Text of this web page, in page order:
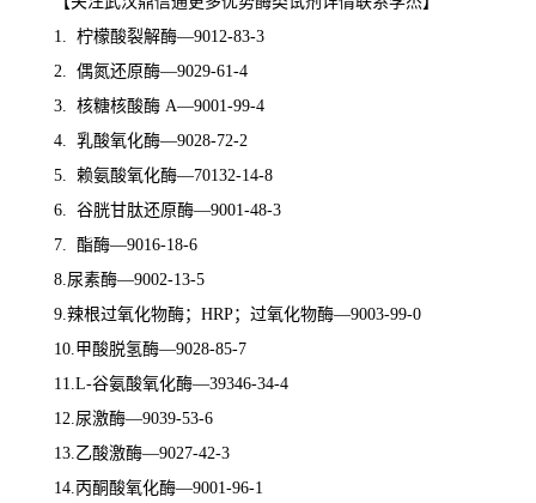
1. 柠檬酸裂解酶—9012-83-3
2. 偶氮还原酶—9029-61-4
3. 核糖核酸酶 A—9001-99-4
4. 乳酸氧化酶—9028-72-2
5. 赖氨酸氧化酶—70132-14-8
6. 谷胱甘肽还原酶—9001-48-3
7. 酯酶—9016-18-6
8.尿素酶—9002-13-5
9.辣根过氧化物酶；HRP；过氧化物酶—9003-99-0
10.甲酸脱氢酶—9028-85-7
11.L-谷氨酸氧化酶—39346-34-4
12.尿激酶—9039-53-6
13.乙酸激酶—9027-42-3
14.丙酮酸氧化酶—9001-96-1